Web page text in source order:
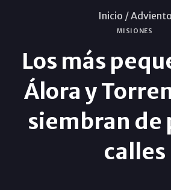
Inicio /Adviento
MISIONES
Los más
Álora y
siembran de
calles